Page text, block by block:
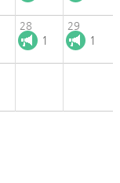
28
1
29
1